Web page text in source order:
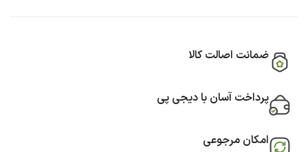
ضمانت اصالت کالا
پرداخت آسان با دیجی پی
امکان مرجوعی